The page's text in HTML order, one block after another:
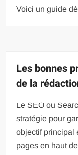
Voici un guide
Les bonnes
de la
Le SEO ou
stratégie pour
objectif principal
pages en haut